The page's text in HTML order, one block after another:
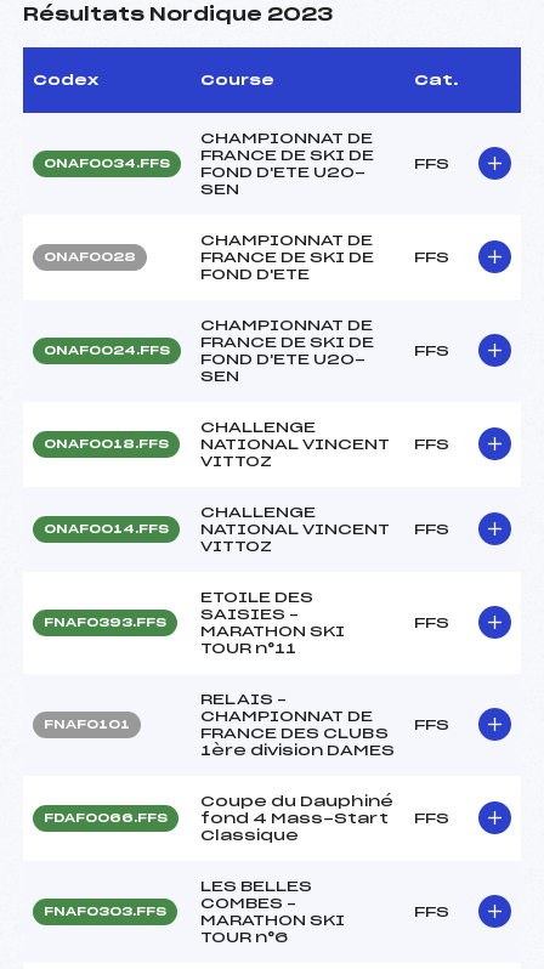
Résultats Nordique 2023
Codex Course Cat.
ONAF0034.FFS
CHAMPIONNAT DE
FRANCE DE SKI DE
FOND D'ETE U20-
SEN
FFS
ONAF0028
CHAMPIONNAT DE
FRANCE DE SKI DE
FOND D'ETE
FFS
ONAF0024.FFS
CHAMPIONNAT DE
FRANCE DE SKI DE
FOND D'ETE U20-
SEN
FFS
ONAF0018.FFS
CHALLENGE
NATIONAL VINCENT
VITTOZ
FFS
ONAF0014.FFS
CHALLENGE
NATIONAL VINCENT
VITTOZ
FFS
FNAF0393.FFS
ETOILE DES
SAISIES –
MARATHON SKI
TOUR n°11
FFS
FNAF0101
RELAIS –
CHAMPIONNAT DE
FRANCE DES CLUBS
1ère division DAMES
FFS
FDAF0066.FFS
Coupe du Dauphiné
fond 4 Mass-Start
Classique
FFS
FNAF0303.FFS
LES BELLES
COMBES –
MARATHON SKI
TOUR n°6
FFS